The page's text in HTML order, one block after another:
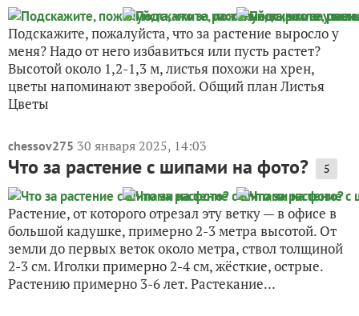
Подскажите, пожалуйста, что за растение выросло у
меня? Надо от него избавиться или пусть растет?
Высотой около 1,2-1,3 м, листья похожи на хрен,
цветы напоминают зверобой. Общий план Листья
Цветы
chessov275 30 января 2025, 14:03
Что за растение с шипами на фото? 5
Растение, от которого отрезал эту ветку — в офисе в
большой кадушке, примерно 2-3 метра высотой. От
земли до первых веток около метра, ствол толщиной
2-3 см. Иголки примерно 2-4 см, жёсткие, острые.
Растению примерно 3-6 лет. Растекание...